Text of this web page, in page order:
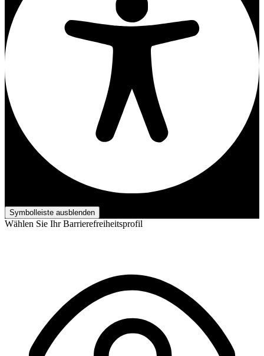
Symbolleiste ausblenden
Wählen Sie Ihr Barrierefreiheitsprofil